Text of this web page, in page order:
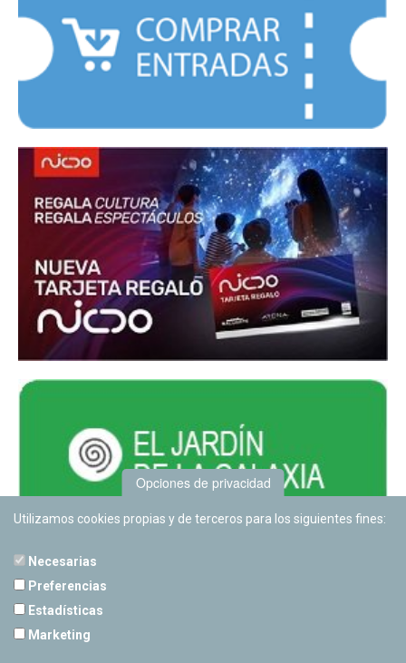
Opciones de privacidad
Utilizamos cookies propias y de terceros para los siguientes fines:
Necesarias
Preferencias
Estadísticas
Marketing